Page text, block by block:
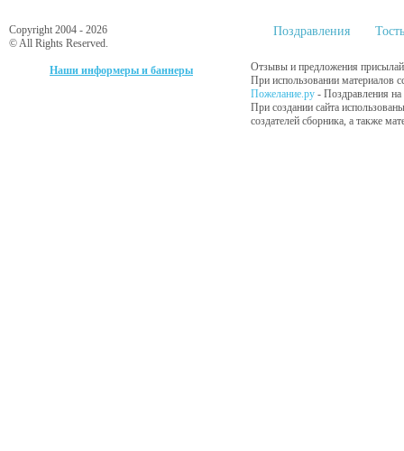
Copyright 2004 - 2026
© All Rights Reserved.
Наши информеры и баннеры
Поздравления
Отзывы и предложения
При использовании материалов
Пожелание.ру - Поздравления
При создании сайта
создателей сборника, а также